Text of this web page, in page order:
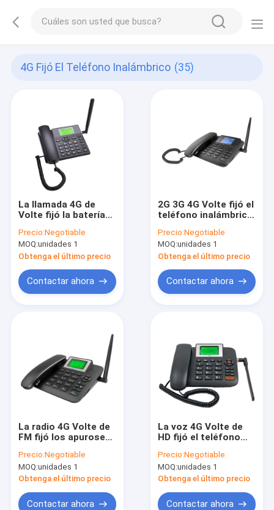
4G Fijó El Teléfono Inalámbrico (35)
La llamada 4G de
Volte fijó la batería
inalámbrica del
teléfono 1000mAh
Precio:Negotiable
MOQ:unidades 1
Obtenga el último precio
Contactar ahora
2G 3G 4G Volte fijó el
teléfono inalámbrico
WIFI
Precio:Negotiable
MOQ:unidades 1
Obtenga el último precio
Contactar ahora
La radio 4G Volte de
FM fijó los apuroses
del teléfono de la
línea horizonte
Precio:Negotiable
MOQ:unidades 1
Obtenga el último precio
Contactar ahora
La voz 4G Volte de
HD fijó el teléfono
apuroses de WIFI
Precio:Negotiable
MOQ:unidades 1
Obtenga el último precio
Contactar ahora